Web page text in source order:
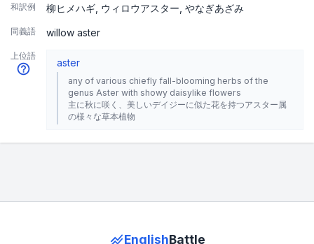
和訳例 柳ヒメハギ ウィロウアスター やなぎあざみ
同義語 willow aster
上位語
aster
any of various chiefly fall-blooming herbs of the
genus Aster with showy daisylike flowers
主に秋に咲く、美しいデイジーに似た花を持つアスター属
の様々な草本植物
EnglishBattle